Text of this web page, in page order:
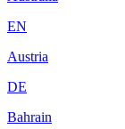
EN
Austria
DE
Bahrain